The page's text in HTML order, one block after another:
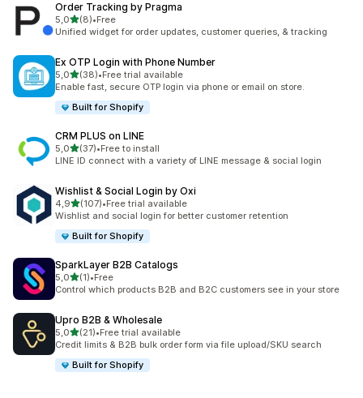
Order Tracking by Pragma
5,0z 5 hvězd
(8)
Celkový počet recenzí: 8
•Free
Unified widget for order updates, customer queries, & tracking
Ex OTP Login with Phone Number
5,0z 5 hvězd
(38)
Celkový počet recenzí: 38
•Free trial available
Enable fast, secure OTP login via phone or email on store.
Built for Shopify
CRM PLUS on LINE
5,0z 5 hvězd
(37)
Celkový počet recenzí: 37
•Free to install
LINE ID connect with a variety of LINE message & social login
Wishlist & Social Login by Oxi
4,9z 5 hvězd
(107)
Celkový počet recenzí: 107
•Free trial available
Wishlist and social login for better customer retention
Built for Shopify
SparkLayer B2B Catalogs
5,0z 5 hvězd
(1)
Celkový počet recenzí: 1
•Free
Control which products B2B and B2C customers see in your store
Upro B2B & Wholesale
5,0z 5 hvězd
(21)
Celkový počet recenzí: 21
•Free trial available
Credit limits & B2B bulk order form via file upload/SKU search
Built for Shopify